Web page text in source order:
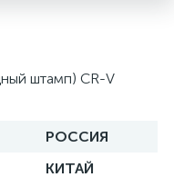
штамп) CR-V
РОССИЯ
КИТАЙ